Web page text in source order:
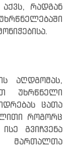
რადგან
აღდგომას,
უხრწნელი
ცათა
როგორც
გვიჩვენა
მართალთა